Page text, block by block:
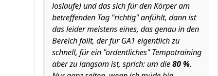
loslaufe) und das sich für den Körper am
betreffenden Tag "richtig" anfühlt, dann ist
das leider meistens eines, das genau in den
Bereich fällt, der für GA1 eigentlich zu
schnell, für ein "ordentliches" Tempotraining
aber zu langsam ist, sprich: um die80 %.